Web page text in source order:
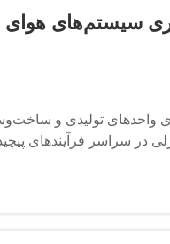
سیستم‌های هوای
تولیدی و
در سراسر فرآیندهای
قابلیت اصلاح سیستم‌ها